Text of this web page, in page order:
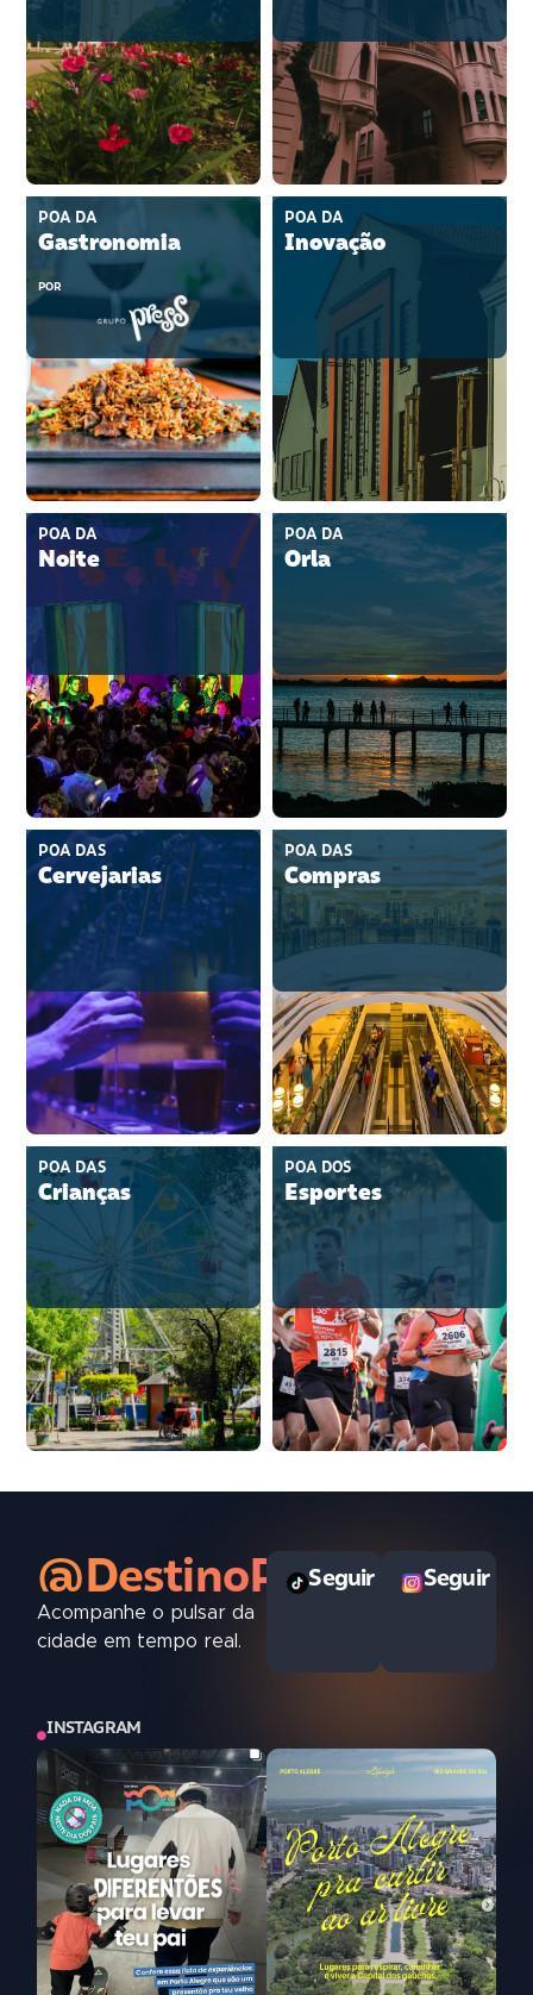
POA DA
Gastronomia
POR
POA DA
Inovação
POA DA
Noite
POA DA
Orla
POA DAS
Cervejarias
POA DAS
Compras
POA DAS
Crianças
POA DOS
Esportes
@DestinoPOAoficial
Acompanhe o pulsar da
cidade em tempo real.
Seguir Seguir
INSTAGRAM